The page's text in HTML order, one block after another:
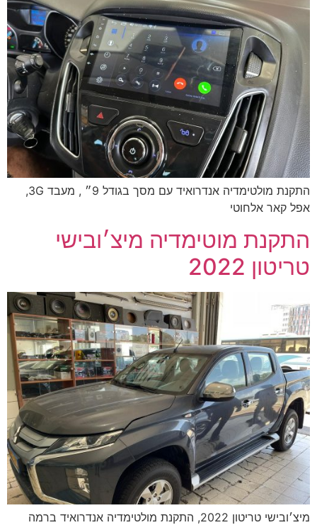
התקנת מולטימדיה אנדרואיד עם מסך בגודל 9״ , מעבד 3G,
אפל קאר אלחוטי
התקנת מוטימדיה מיצ׳ובישי
טריטון 2022
מיצ׳ובישי טריטון 2022, התקנת מולטימדיה אנדרואיד ברמה